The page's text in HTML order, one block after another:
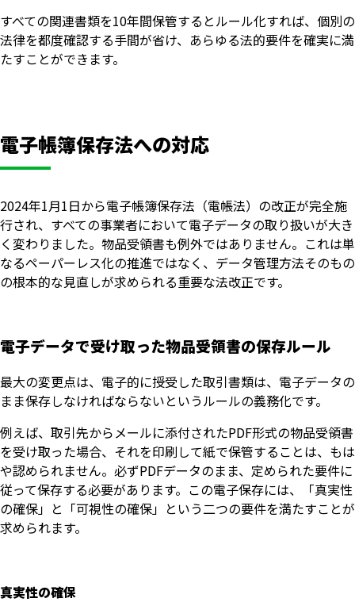
すべての関連書類を10年間保管するとルール化すれば、個別の
法律を都度確認する手間が省け、あらゆる法的要件を確実に満
たすことができます。
電子帳簿保存法への対応
2024年1月1日から電子帳簿保存法（電帳法）の改正が完全施
行され、すべての事業者において電子データの取り扱いが大き
く変わりました。物品受領書も例外ではありません。これは単
なるペーパーレス化の推進ではなく、データ管理方法そのもの
の根本的な見直しが求められる重要な法改正です。
電子データで受け取った物品受領書の保存ルール
最大の変更点は、電子的に授受した取引書類は、電子データの
まま保存しなければならないというルールの義務化です。
例えば、取引先からメールに添付されたPDF形式の物品受領書
を受け取った場合、それを印刷して紙で保管することは、もは
や認められません。必ずPDFデータのまま、定められた要件に
従って保存する必要があります。この電子保存には、「真実性
の確保」と「可視性の確保」という二つの要件を満たすことが
求められます。
真実性の確保